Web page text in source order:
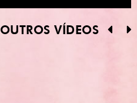
OUTROS VÍDEOS